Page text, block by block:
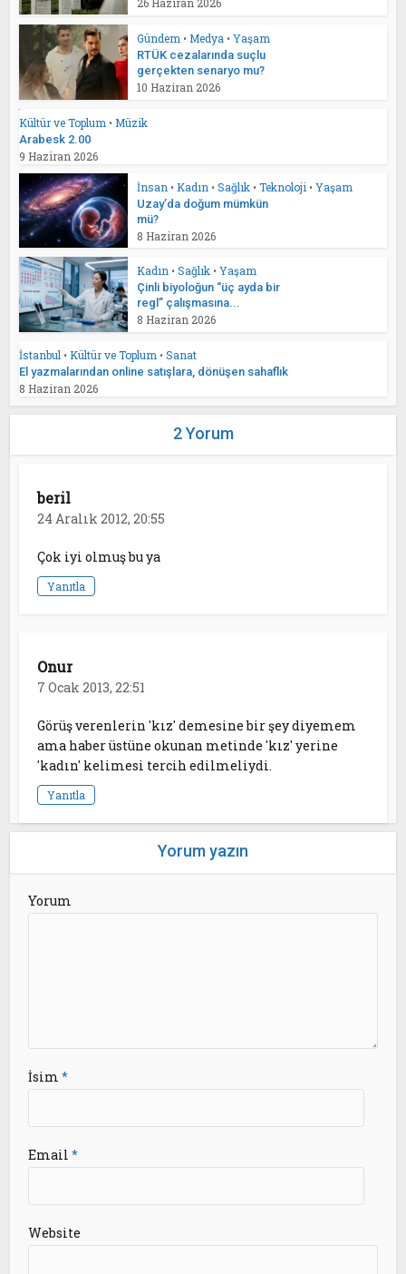
Gündem • Medya • Yaşam
RTÜK cezalarında suçlu
gerçekten senaryo mu?
10 Haziran 2026
Kültür ve Toplum • Müzik
Arabesk 2.00
9 Haziran 2026
İnsan • Kadın • Sağlık • Teknoloji • Yaşam
Uzay’da doğum mümkün
mü?
8 Haziran 2026
Kadın • Sağlık • Yaşam
Çinli biyoloğun “üç ayda bir
regl” çalışmasına...
8 Haziran 2026
İstanbul • Kültür ve Toplum • Sanat
El yazmalarından online satışlara, dönüşen sahaflık
8 Haziran 2026
2 Yorum
beril
24 Aralık 2012, 20:55
Çok iyi olmuş bu ya
Yanıtla
Onur
7 Ocak 2013, 22:51
Görüş verenlerin 'kız' demesine bir şey diyemem
ama haber üstüne okunan metinde 'kız' yerine
'kadın' kelimesi tercih edilmeliydi.
Yanıtla
Yorum yazın
Yorum
İsim*
Email*
Website